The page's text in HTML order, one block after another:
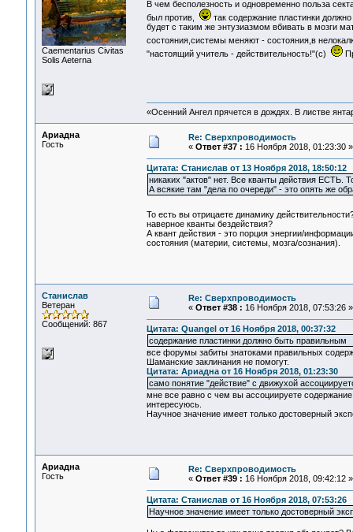
Сaementarius Civitas
Solis Aeterna
В чем бесполезность и одновременно польза
был против,
так содержание пластинки
будет с таким же энтузиазмом вбивать в мозги
состояния,системы меняют - состояния,в
"настоящий учитель - действительность!"(с)
«Осенний Ангел прячется в дождях. В листве
Ариадна
Гость
Re: Сверхпроводимость
« Ответ #37 : 16 Ноября 2018, 01:23:30 »
Цитата: Станислав от 13 Ноября 2018, 18:50:12
никаких "актов" нет. Все кванты действия ЕСТЬ.
А всякие там "дела по очереди" - это опять же
То есть вы отрицаете динамику
наверное кванты бездействия?
А квант действия - это порция энергии/
состояния (материи, системы, мозга/сознания).
Станислав
Ветеран
Сообщений: 867
Re: Сверхпроводимость
« Ответ #38 : 16 Ноября 2018, 07:53:26 »
Цитата: Quangel от 16 Ноября 2018, 00:37:32
содержание пластинки должно быть правильным
все форумы забиты знатоками правильных
Шаманские заклинания не помогут.
Цитата: Ариадна от 16 Ноября 2018, 01:23:30
само понятие "действие" с движухой
мне все равно с чем вы ассоциируете
интересуюсь.
Научное значение имеет только достоверный
Ариадна
Гость
Re: Сверхпроводимость
« Ответ #39 : 16 Ноября 2018, 09:42:12 »
Цитата: Станислав от 16 Ноября 2018, 07:53:26
Научное значение имеет только достоверный